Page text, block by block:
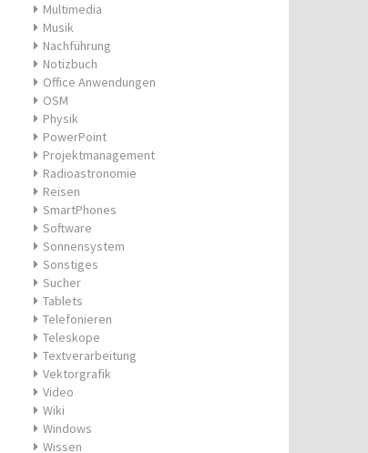
Multimedia
Musik
Nachführung
Notizbuch
Office Anwendungen
OSM
Physik
PowerPoint
Projektmanagement
Radioastronomie
Reisen
SmartPhones
Software
Sonnensystem
Sonstiges
Sucher
Tablets
Telefonieren
Teleskope
Textverarbeitung
Vektorgrafik
Video
Wiki
Windows
Wissen